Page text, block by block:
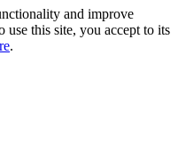
and improve
this site, you accept to its
.